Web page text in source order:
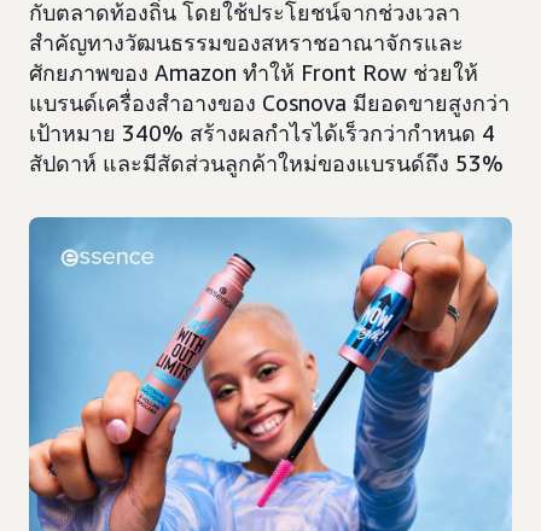
กับตลาดท้องถิ่น โดยใช้ประโยชน์จากช่วงเวลา
สำคัญทางวัฒนธรรมของสหราชอาณาจักรและ
ศักยภาพของ Amazon ทำให้ Front Row ช่วยให้
แบรนด์เครื่องสำอางของ Cosnova มียอดขายสูงกว่า
เป้าหมาย 340% สร้างผลกำไรได้เร็วกว่ากำหนด 4
สัปดาห์ และมีสัดส่วนลูกค้าใหม่ของแบรนด์ถึง 53%